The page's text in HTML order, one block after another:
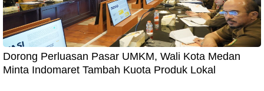
Dorong Perluasan Pasar UMKM, Wali Kota Medan
Minta Indomaret Tambah Kuota Produk Lokal